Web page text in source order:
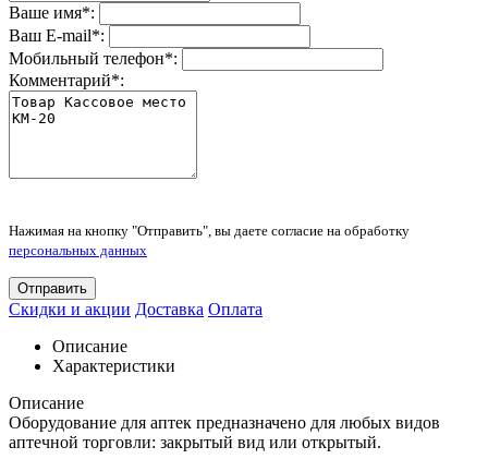
Ваше имя*:
Ваш E-mail*:
Мобильный телефон*:
Комментарий*:
Нажимая на кнопку "Отправить", вы даете согласие на обработку
персональных данных
Отправить
Скидки и акции Доставка Оплата
Описание
Характеристики
Описание
Оборудование для аптек предназначено для любых видов
аптечной торговли: закрытый вид или открытый.